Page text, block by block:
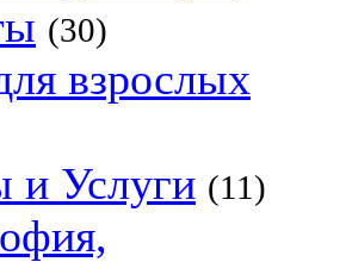
(30)
взрослых
и Услуги (11)